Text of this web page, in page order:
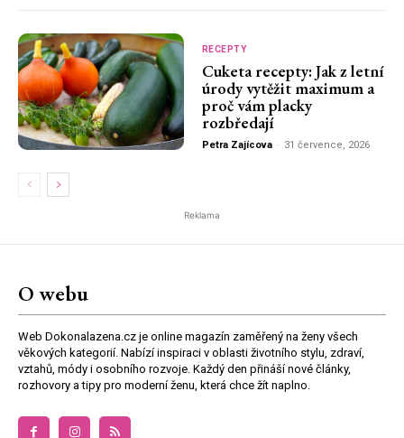
RECEPTY
Cuketa recepty: Jak z letní
úrody vytěžit maximum a
proč vám placky
rozbředají
Petra Zajícova - 31 července, 2026
Reklama
O webu
Web Dokonalazena.cz je online magazín zaměřený na ženy všech
věkových kategorií. Nabízí inspiraci v oblasti životního stylu, zdraví,
vztahů, módy i osobního rozvoje. Každý den přináší nové články,
rozhovory a tipy pro moderní ženu, která chce žít naplno.